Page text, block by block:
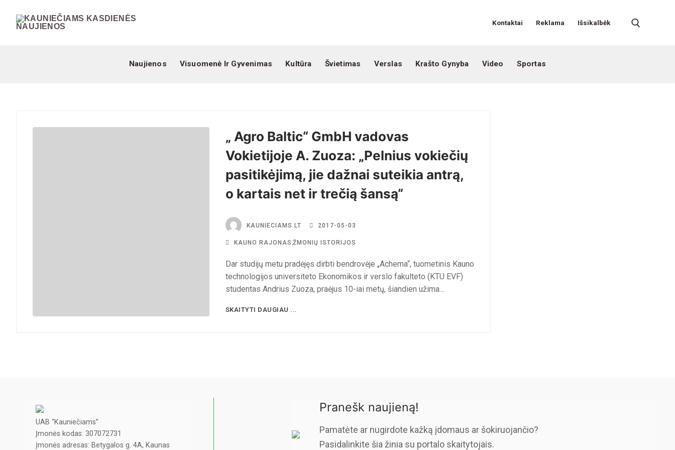
Kontaktai Reklama Išsikalbėk
Naujienos Visuomenė Ir Gyvenimas Kultūra Švietimas Verslas Krašto Gynyba Video Sportas
„ Agro Baltic“ GmbH vadovas
Vokietijoje A. Zuoza: „Pelnius vokiečių
pasitikėjimą, jie dažnai suteikia antrą,
o kartais net ir trečią šansą“
KAUNIECIAMS.LT 2017-05-03
KAUNO RAJONAS ,ŽMONIŲ ISTORIJOS
Dar studijų metu pradėjęs dirbti bendrovėje „Achema“, tuometinis Kauno
technologijos universiteto Ekonomikos ir verslo fakulteto (KTU EVF)
studentas Andrius Zuoza, praėjus 10-iai metų, šiandien užima…
SKAITYTI DAUGIAU ...
UAB “Kauniečiams”
Įmonės kodas: 307072731
Įmonės adresas: Betygalos g. 4A, Kaunas
Pranešk naujieną!
Pamatėte ar nugirdote kažką įdomaus ar šokiruojančio?
Pasidalinkite šia žinia su portalo skaitytojais.